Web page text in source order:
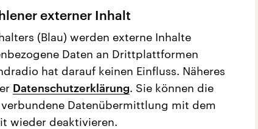
externer Inhalt
(Blau) werden externe Inhalte
Daten an Drittplattformen
hat darauf keinen Einfluss. Näheres
Datenschutzerklärung. Sie können die
Datenübermittlung mit dem
wieder deaktivieren.